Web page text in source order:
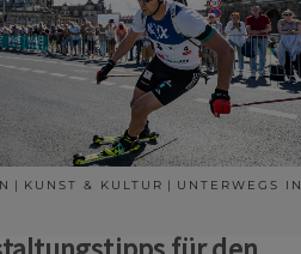
KUNST & KULTUR
UNTERWEGS IN